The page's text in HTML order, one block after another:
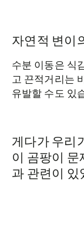
자연적 변이
수분 이동은 식
고 끈적거리는
유발할 수도 있
게다가 우리
이 곰팡이
과 관련이 있